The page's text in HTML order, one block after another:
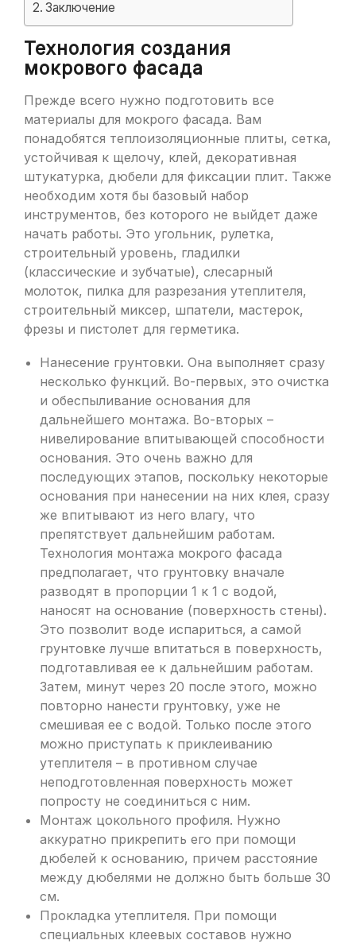
Заключение
Технология создания
мокрового фасада
Прежде всего нужно подготовить все
материалы для мокрого фасада. Вам
понадобятся теплоизоляционные плиты, сетка,
устойчивая к щелочу, клей, декоративная
штукатурка, дюбели для фиксации плит. Также
необходим хотя бы базовый набор
инструментов, без которого не выйдет даже
начать работы. Это угольник, рулетка,
строительный уровень, гладилки
(классические и зубчатые), слесарный
молоток, пилка для разрезания утеплителя,
строительный миксер, шпатели, мастерок,
фрезы и пистолет для герметика.
Нанесение грунтовки. Она выполняет сразу
несколько функций. Во-первых, это очистка
и обеспыливание основания для
дальнейшего монтажа. Во-вторых –
нивелирование впитывающей способности
основания. Это очень важно для
последующих этапов, поскольку некоторые
основания при нанесении на них клея, сразу
же впитывают из него влагу, что
препятствует дальнейшим работам.
Технология монтажа мокрого фасада
предполагает, что грунтовку вначале
разводят в пропорции 1 к 1 с водой,
наносят на основание (поверхность стены).
Это позволит воде испариться, а самой
грунтовке лучше впитаться в поверхность,
подготавливая ее к дальнейшим работам.
Затем, минут через 20 после этого, можно
повторно нанести грунтовку, уже не
смешивая ее с водой. Только после этого
можно приступать к приклеиванию
утеплителя – в противном случае
неподготовленная поверхность может
попросту не соединиться с ним.
Монтаж цокольного профиля. Нужно
аккуратно прикрепить его при помощи
дюбелей к основанию, причем расстояние
между дюбелями не должно быть больше 30
см.
Прокладка утеплителя. При помощи
специальных клеевых составов нужно